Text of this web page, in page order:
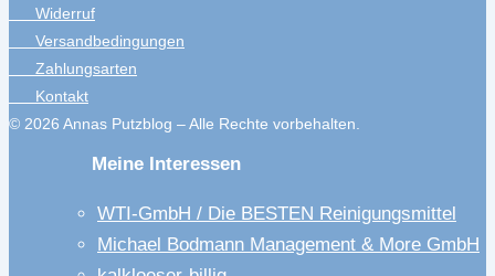
Widerruf
Versandbedingungen
Zahlungsarten
Kontakt
© 2026 Annas Putzblog – Alle Rechte vorbehalten.
Meine Interessen
WTI-GmbH / Die BESTEN Reinigungsmittel
Michael Bodmann Management & More GmbH